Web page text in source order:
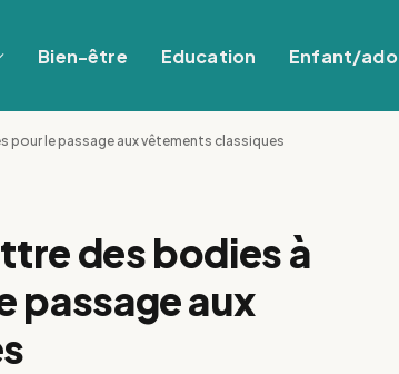
Bien-être Education Enfant/ado
pour le passage aux vêtements classiques
des bodies à
passage aux